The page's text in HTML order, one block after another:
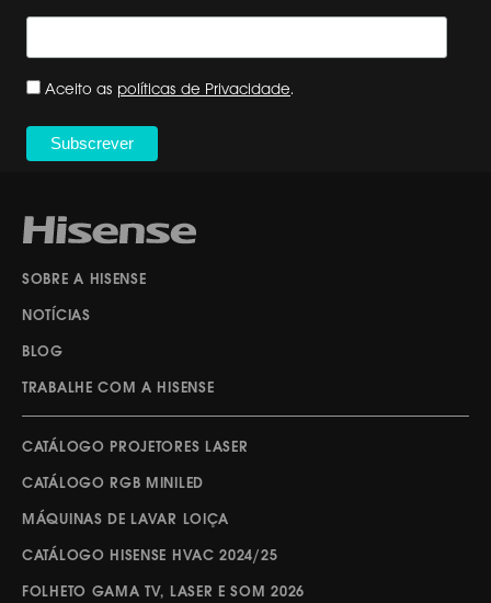
Aceito as políticas de Privacidade.
SOBRE A HISENSE
NOTÍCIAS
BLOG
TRABALHE COM A HISENSE
CATÁLOGO PROJETORES LASER
CATÁLOGO RGB MINILED
MÁQUINAS DE LAVAR LOIÇA
CATÁLOGO HISENSE HVAC 2024/25
FOLHETO GAMA TV, LASER E SOM 2026